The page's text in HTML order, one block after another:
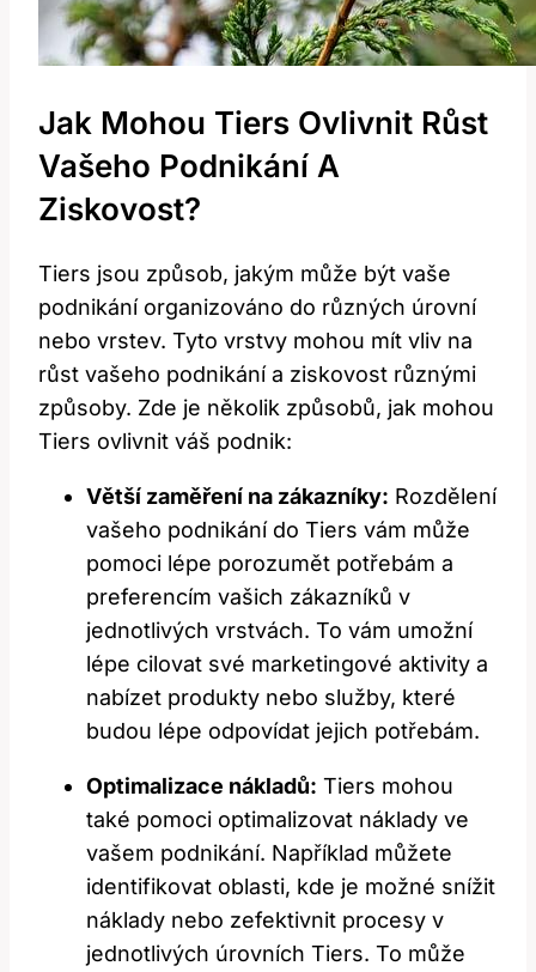
Jak Mohou Tiers Ovlivnit Růst
Vašeho Podnikání A
Ziskovost?
Tiers jsou způsob, jakým může být vaše
podnikání organizováno do různých úrovní
nebo vrstev. Tyto vrstvy mohou mít vliv na
růst vašeho podnikání a ziskovost různými
způsoby. Zde je několik způsobů, jak mohou
Tiers ovlivnit váš podnik:
Větší zaměření na zákazníky: Rozdělení
vašeho podnikání do Tiers vám může
pomoci lépe porozumět potřebám a
preferencím vašich zákazníků v
jednotlivých vrstvách. To vám umožní
lépe cilovat své marketingové aktivity a
nabízet produkty nebo služby, které
budou lépe odpovídat jejich potřebám.
Optimalizace nákladů: Tiers mohou
také pomoci optimalizovat náklady ve
vašem podnikání. Například můžete
identifikovat oblasti, kde je možné snížit
náklady nebo zefektivnit procesy v
jednotlivých úrovních Tiers. To může